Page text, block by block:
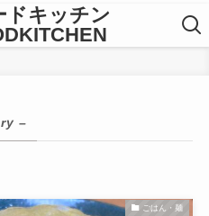
ドキッチン
–
ごはん・麺